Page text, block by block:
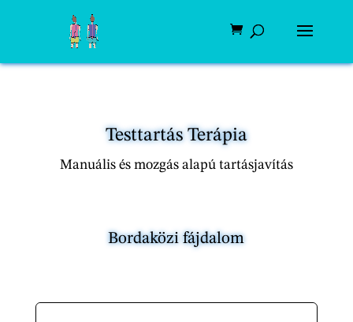
Testtartás Terápia
Manuális és mozgás alapú tartásjavítás
Bordaközi fájdalom